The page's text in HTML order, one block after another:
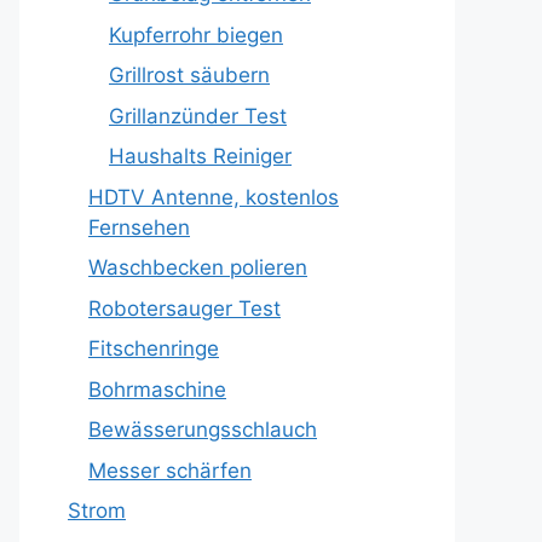
Kupferrohr biegen
Grillrost säubern
Grillanzünder Test
Haushalts Reiniger
HDTV Antenne, kostenlos
Fernsehen
Waschbecken polieren
Robotersauger Test
Fitschenringe
Bohrmaschine
Bewässerungsschlauch
Messer schärfen
Strom